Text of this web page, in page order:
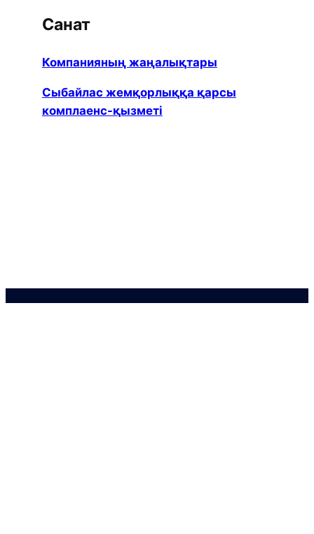
Санат
Компанияның жаңалықтары
Сыбайлас жемқорлыққа қарсы
комплаенс-қызметі